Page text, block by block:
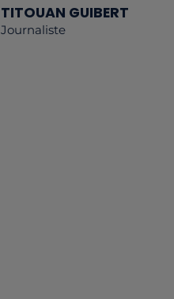
TITOUAN GUIBERT
Journaliste